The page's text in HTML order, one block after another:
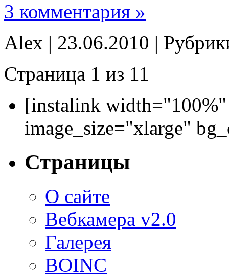
3 комментария »
Alex | 23.06.2010 |
Страница 1 из 11
[instalink
image_size="xlarge"
Страницы
О сайте
Вебкамера v2.0
Галерея
BOINC